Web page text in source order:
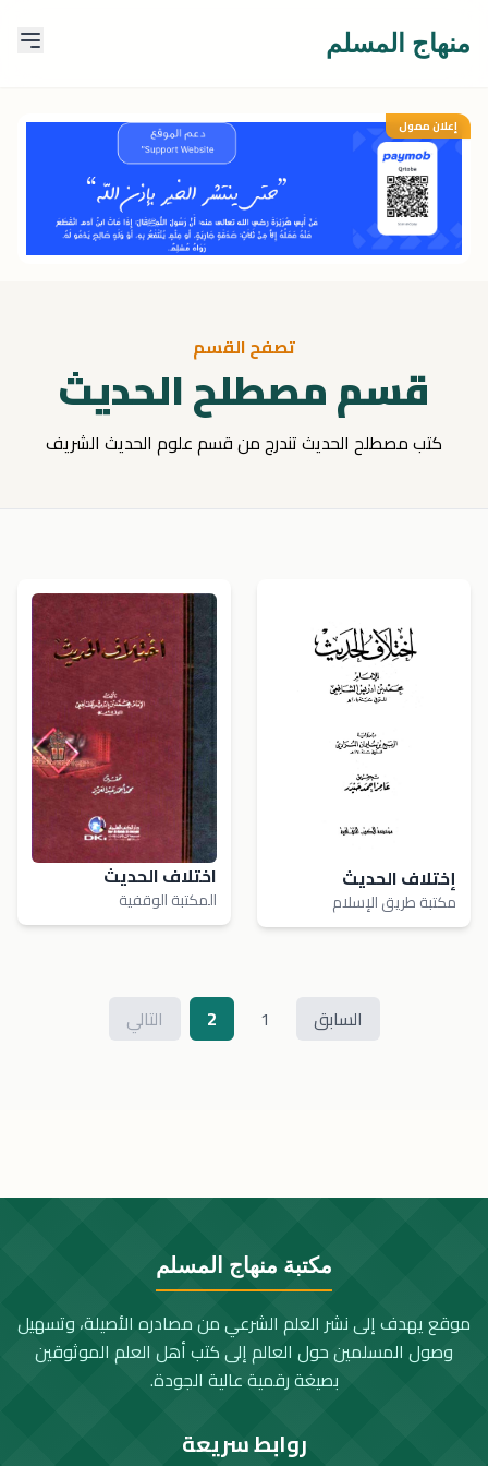
منهاج المسلم
إعلان ممول
تصفح القسم
قسم مصطلح الحديث
كتب مصطلح الحديث تندرج من قسم علوم الحديث الشريف
إختلاف الحديث
مكتبة طريق الإسلام
اختلاف الحديث
المكتبة الوقفية
السابق 1
2 التالي
مكتبة منهاج المسلم
موقع يهدف إلى نشر العلم الشرعي من مصادره الأصيلة، وتسهيل
وصول المسلمين حول العالم إلى كتب أهل العلم الموثوقين
بصيغة رقمية عالية الجودة.
روابط سريعة